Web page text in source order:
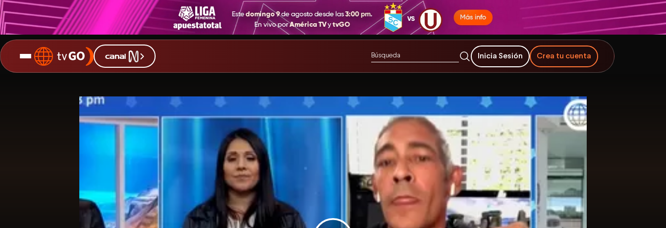
Inicia Sesión Crea tu cuenta